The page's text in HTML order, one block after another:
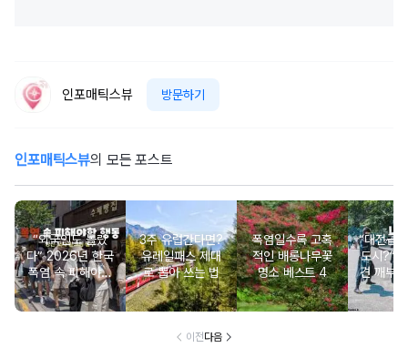
인포매틱스뷰 방문하기
인포매틱스뷰의 모든 포스트
“외국인도 놀랐
다” 2026년 한국
폭염 속 피해야할
활동은?
3주 유럽간다면?
유레일패스 제대
로 뽑아 쓰는 법
폭염일수록 고혹
적인 배롱나무꽃
명소 베스트 4
“대전급
도시?”
견 깨부
일 나고
이전다음